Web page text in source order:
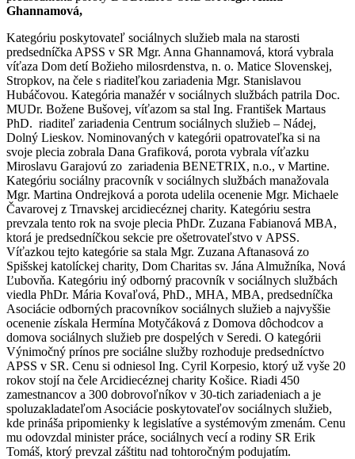
Ghannamová,
Kategóriu poskytovateľ sociálnych služieb mala na starosti
predsedníčka APSS v SR Mgr. Anna Ghannamová, ktorá vybrala
víťaza Dom detí Božieho milosrdenstva, n. o. Matice Slovenskej,
Stropkov, na čele s riaditeľkou zariadenia Mgr. Stanislavou
Hubáčovou. Kategória manažér v sociálnych službách patrila Doc.
MUDr. Božene Bušovej, víťazom sa stal Ing. František Martaus
PhD. riaditeľ zariadenia Centrum sociálnych služieb – Nádej,
Dolný Lieskov. Nominovaných v kategórii opatrovateľka si na
svoje plecia zobrala Dana Grafiková, porota vybrala víťazku
Miroslavu Garajovú zo zariadenia BENETRIX, n.o., v Martine.
Kategóriu sociálny pracovník v sociálnych službách manažovala
Mgr. Martina Ondrejková a porota udelila ocenenie Mgr. Michaele
Čavarovej z Trnavskej arcidiecéznej charity. Kategóriu sestra
prevzala tento rok na svoje plecia PhDr. Zuzana Fabianová MBA,
ktorá je predsedníčkou sekcie pre ošetrovateľstvo v APSS.
Víťazkou tejto kategórie sa stala Mgr. Zuzana Aftanasová zo
Spišskej katolíckej charity, Dom Charitas sv. Jána Almužníka, Nová
Ľubovňa. Kategóriu iný odborný pracovník v sociálnych službách
viedla PhDr. Mária Kovaľová, PhD., MHA, MBA, predsedníčka
Asociácie odborných pracovníkov sociálnych služieb a najvyššie
ocenenie získala Hermína Motyčáková z Domova dôchodcov a
domova sociálnych služieb pre dospelých v Seredi. O kategórii
Výnimočný prínos pre sociálne služby rozhoduje predsedníctvo
APSS v SR. Cenu si odniesol Ing. Cyril Korpesio, ktorý už vyše 20
rokov stojí na čele Arcidiecéznej charity Košice. Riadi 450
zamestnancov a 300 dobrovoľníkov v 30-tich zariadeniach a je
spoluzakladateľom Asociácie poskytovateľov sociálnych služieb,
kde prináša pripomienky k legislatíve a systémovým zmenám. Cenu
mu odovzdal minister práce, sociálnych vecí a rodiny SR Erik
Tomáš, ktorý prevzal záštitu nad tohtoročným podujatím.